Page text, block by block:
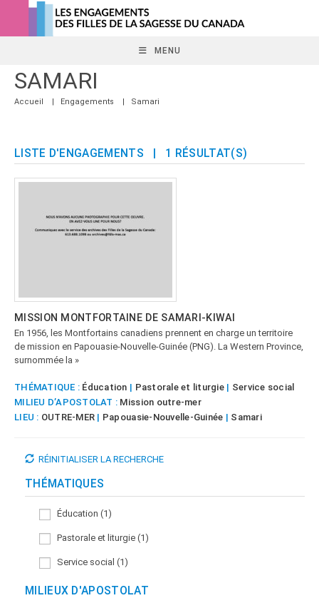
content
MENU
SAMARI
Accueil | Engagements | Samari
LISTE D'ENGAGEMENTS | 1 RÉSULTAT(S)
MISSION MONTFORTAINE DE SAMARI-KIWAI
En 1956, les Montfortains canadiens prennent en charge un territoire
de mission en Papouasie-Nouvelle-Guinée (PNG). La Western Province,
surnommée la »
THÉMATIQUE : Éducation | Pastorale et liturgie| Service social
MILIEU D’APOSTOLAT : Mission outre-mer
LIEU : OUTRE-MER | Papouasie-Nouvelle-Guinée | Samari
RÉINITIALISER LA RECHERCHE
THÉMATIQUES
Éducation (1)
Pastorale et liturgie (1)
Service social (1)
MILIEUX D'APOSTOLAT